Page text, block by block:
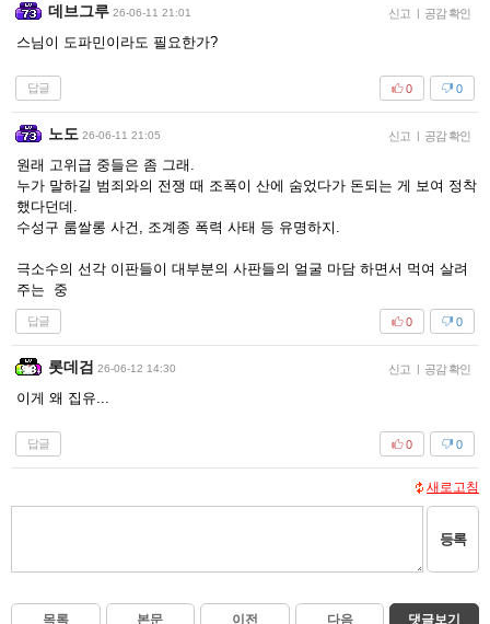
데브그루 26-06-11 21:01 신고 공감 확인
스님이 도파민이라도 필요한가?
답글 0
0
노도 26-06-11 21:05 신고 공감 확인
원래 고위급 중들은 좀 그래.
누가 말하길 범죄와의 전쟁 때 조폭이 산에 숨었다가 돈되는 게 보여 정착
했다던데.
수성구 룸쌀롱 사건, 조계종 폭력 사태 등 유명하지.
극소수의 선각 이판들이 대부분의 사판들의 얼굴 마담 하면서 먹여 살려
주는 중
답글 0
0
롯데검 26-06-12 14:30 신고 공감 확인
이게 왜 집유...
답글 0
0
새로고침
등록
목록 본문 이전 다음 댓글보기